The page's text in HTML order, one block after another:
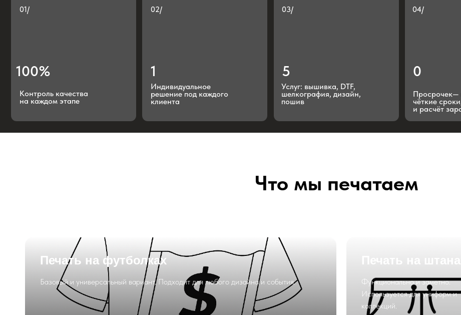
Контроль качества
на каждом этапе
решение под каждого
клиента
Просрочек— всегда
чёткие сроки, макет
шелкография, дизайн,
Что мы печатаем
Печать на футболках
Базовый и универсальный вариант. Подходит для любого дизайна и события.
Печать на штанах
Функционально и заметно.
Используется для униформ и
коллекций.